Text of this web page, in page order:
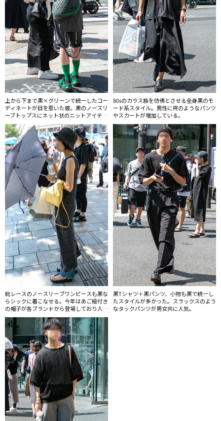
上から下まで黒×グリーンで統一したコー
ディネートが目を惹いた彼。黒のノースリ
ーブトップスにネット状のニットアイテム
をレイヤードしたスタイルが斬新だ。
80sのカラス族を彷彿とさせる全身黒のモ
ード系スタイル。男性に袴のようなパンツ
やスカートが増加している。
総レースのノースリーブワンピースも黒な
らシックに着こなせる。今年はあご紐付き
の帽子が各ブランドから登場しており人気
に。
黒Tシャツ＋黒パンツ、小物も黒で統一し
たスタイルが多かった。スラックスのよう
なタックパンツが男女共に人気。